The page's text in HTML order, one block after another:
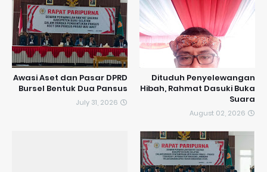
Dituduh Penyelewangan
Hibah, Rahmat Dasuki Buka
Suara
August 02, 2026
Awasi Aset dan Pasar DPRD
Bursel Bentuk Dua Pansus
July 31, 2026